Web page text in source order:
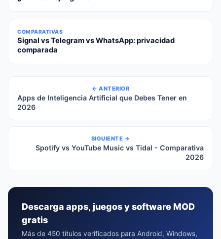
COMPARATIVAS
Signal vs Telegram vs WhatsApp: privacidad
comparada
← ANTERIOR
Apps de Inteligencia Artificial que Debes Tener en
2026
SIGUIENTE →
Spotify vs YouTube Music vs Tidal - Comparativa
2026
Descarga apps, juegos y software MOD
gratis
Más de 450 títulos verificados para Android, Windows,